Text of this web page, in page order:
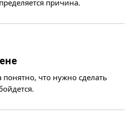
причина.
что нужно сделать